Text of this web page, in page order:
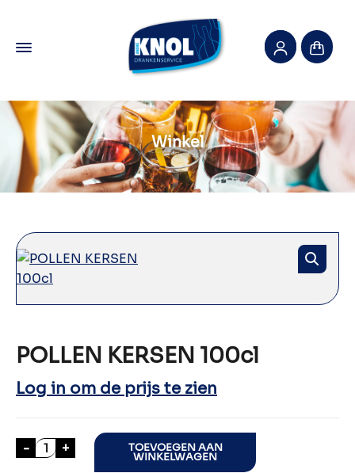
Winkel
POLLEN KERSEN 100cl
Log in om de prijs te zien
- POLLEN KERSEN 100cl aantal
+ TOEVOEGEN AAN
WINKELWAGEN